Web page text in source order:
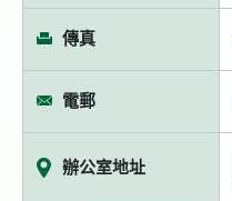
傳真
電郵
辦公室地址